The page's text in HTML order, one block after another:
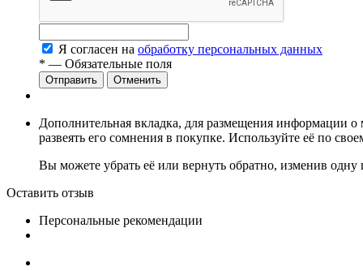
Я согласен на обработку персональных данных
* — Обязательные поля
Отменить
Дополнительная вкладка, для размещения информации
развеять его сомнения в покупке. Используйте её по
Вы можете убрать её или вернуть обратно, изменив
Оставить отзыв
Персональные рекомендации